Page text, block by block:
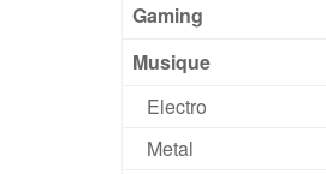
Gaming
Musique
Electro
Metal